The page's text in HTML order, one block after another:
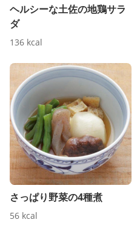
ヘルシーな土佐の地鶏サラ
ダ
136 kcal
さっぱり野菜の4種煮
56 kcal